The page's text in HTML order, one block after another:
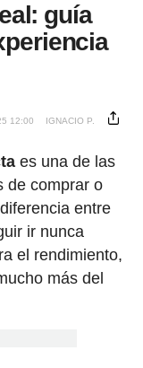
guía
12:00 IGNACIO P.
es una de las
de comprar o
entre
ir nunca
el rendimiento,
más del